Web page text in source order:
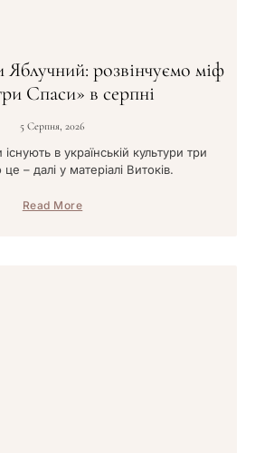
розвінчуємо міф
Спаси» в серпні
5 Серпня, 2026
в українській культури три
– далі у матеріалі Витоків.
Read More